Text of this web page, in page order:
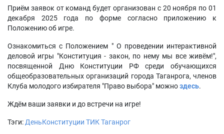
Приём заявок от команд будет организован с 20 ноября по 01
декабря 2025 года по форме согласно приложению к
Положению об игре.
Ознакомиться с Положением " О проведении интерактивной
деловой игры "Конституция - закон, по нему мы все живём!",
посвященной Дню Конституции РФ среди обучающихся
общеобразовательных организаций города Таганрога, членов
Клуба молодого избирателя "Право выбора" можноздесь.
Ждём ваши заявки и до встречи на игре!
Тэги: ДеньКонституции ТИКТаганрог